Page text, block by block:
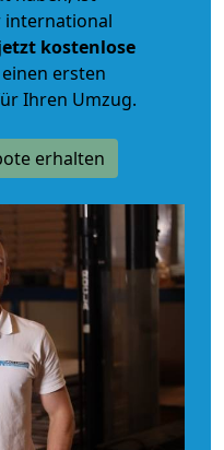
international
kostenlose
ersten
Ihren Umzug.
erhalten